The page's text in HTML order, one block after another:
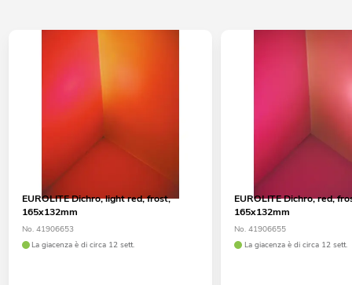
EUROLITE Dichro, light red, frost,
165x132mm
No. 41906653
La giacenza è di circa 12 sett.
EUROLITE Dichro, red,
165x132mm
No. 41906655
La giacenza è di circa 12 sett.